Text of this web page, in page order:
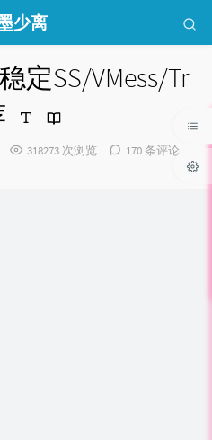
少离
定SS/VMess/Tr
318273 次浏览
170 条评论